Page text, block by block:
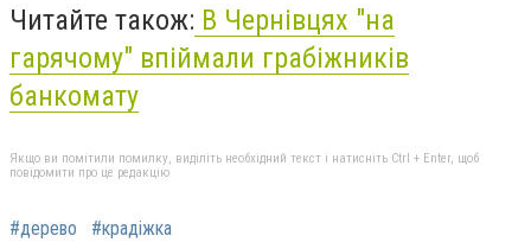
Читайте також: В Чернівцях "на
гарячому" впіймали грабіжників
банкомату
Якщо ви помітили помилку, виділіть необхідний текст і натисніть Ctrl + Enter, щоб
повідомити про це редакцію
#дерево #крадіжка